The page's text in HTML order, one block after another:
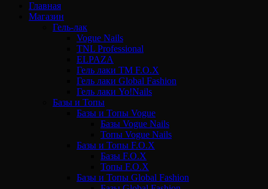
Главная
Магазин
Гель-лак
Vogue Nails
TNL Professional
ELPAZA
Гель лаки ТМ F.O.X
Гель лаки Global Fashion
Гель лаки Yo!Nails
Базы и Топы
Базы и Топы Vogue
Базы Vogue Nails
Топы Vogue Nails
Базы и Топы F.O.X
Базы F.O.X
Топы F.O.X
Базы и Топы Global Fashion